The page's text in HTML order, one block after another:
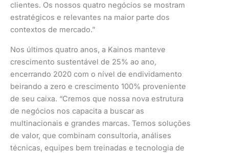
clientes. Os nossos quatro negócios se mostram
estratégicos e relevantes na maior parte dos
contextos de mercado.”
Nos últimos quatro anos, a Kainos manteve
crescimento sustentável de 25% ao ano,
encerrando 2020 com o nível de endividamento
beirando a zero e crescimento 100% proveniente
de seu caixa. “Cremos que nossa nova estrutura
de negócios nos capacita a buscar as
multinacionais e grandes marcas. Temos soluções
de valor, que combinam consultoria, análises
técnicas, equipes bem treinadas e tecnologia de